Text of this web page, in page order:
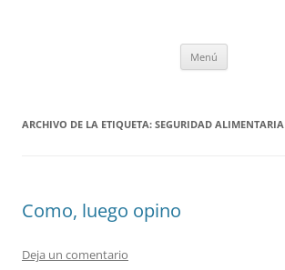
Menú
ARCHIVO DE LA ETIQUETA: SEGURIDAD ALIMENTARIA
Como, luego opino
Deja un comentario